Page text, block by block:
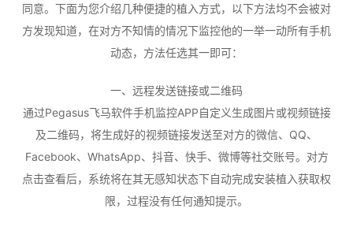
同意。下面为您介绍几种便捷的植入方式，以下方法均不会被对
方发现知道，在对方不知情的情况下监控他的一举一动所有手机
动态，方法任选其一即可：
一、远程发送链接或二维码
通过Pegasus飞马软件手机监控APP自定义生成图片或视频链接
及二维码，将生成好的视频链接发送至对方的微信、QQ、
Facebook、WhatsApp、抖音、快手、微博等社交账号。对方
点击查看后，系统将在其无感知状态下自动完成安装植入获取权
限，过程没有任何通知提示。